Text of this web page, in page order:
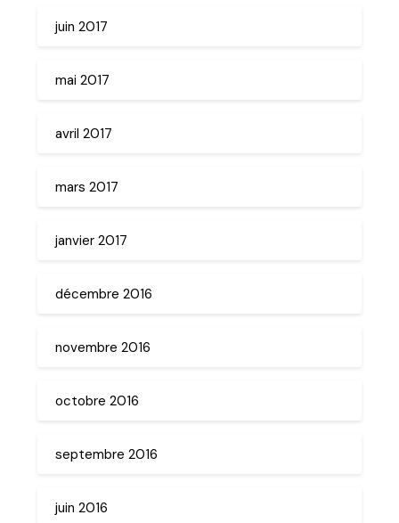
juin 2017
mai 2017
avril 2017
mars 2017
janvier 2017
décembre 2016
novembre 2016
octobre 2016
septembre 2016
juin 2016